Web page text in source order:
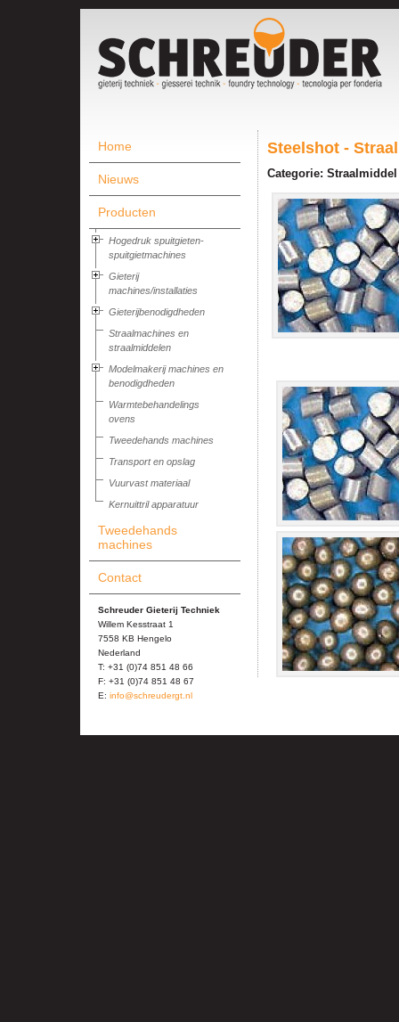
Home
Nieuws
Producten
Hogedruk spuitgieten-
spuitgietmachines
Gieterij
machines/installaties
Gieterijbenodigdheden
Straalmachines en
straalmiddelen
Modelmakerij machines en
benodigdheden
Warmtebehandelings
ovens
Tweedehands machines
Transport en opslag
Vuurvast materiaal
Kernuittril apparatuur
Tweedehands
machines
Contact
Schreuder Gieterij Techniek
Willem Kesstraat 1
7558 KB Hengelo
Nederland
T: +31 (0)74 851 48 66
F: +31 (0)74 851 48 67
E: info@schreudergt.nl
Steelshot -
Categorie: Straalmiddel